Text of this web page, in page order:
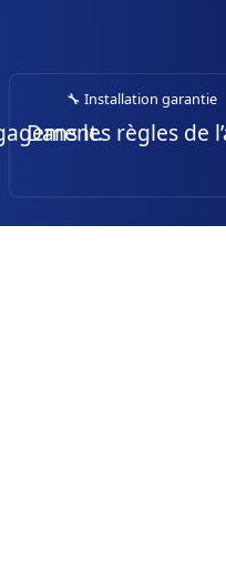
🔧 Installation garantie
Dans les règles de